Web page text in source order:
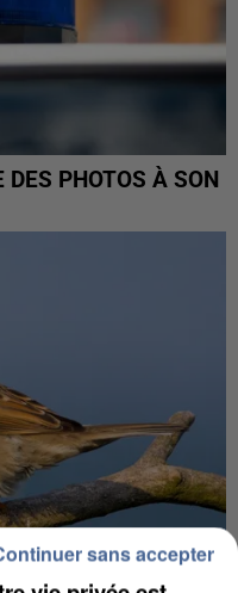
DES PHOTOS À SON
sans accepter